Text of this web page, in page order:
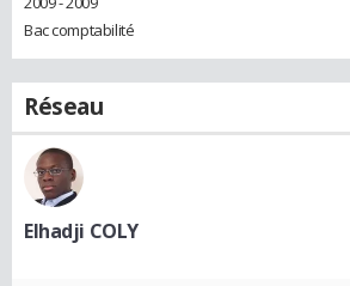
Bac comptabilité
Réseau
Elhadji COLY